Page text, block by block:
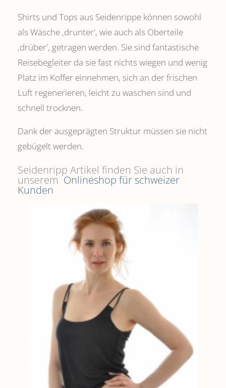
Shirts und Tops aus Seidenrippe können sowohl
als Wäsche ,drunter', wie auch als Oberteile
‚drüber', getragen werden. Sie sind fantastische
Reisebegleiter da sie fast nichts wiegen und wenig
Platz im Koffer einnehmen, sich an der frischen
Luft regenerieren, leicht zu waschen sind und
schnell trocknen.
Dank der ausgeprägten Struktur müssen sie nicht
gebügelt werden.
Seidenripp Artikel finden Sie auch in
unserem Onlineshop für schweizer
Kunden